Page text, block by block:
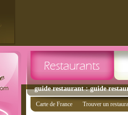
guide restaurant : guide
Carte de France Trouver un